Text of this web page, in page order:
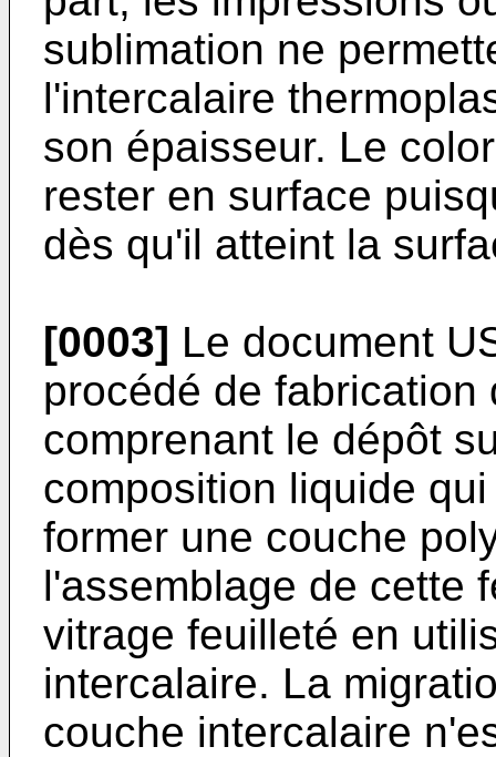
sublimation ne
l'intercalaire
son épaisseur. Le
rester en surface
dès qu'il atteint la
[0003] Le document
procédé de
comprenant le dépôt
composition liquide
former une couche
l'assemblage de cette
vitrage feuilleté en
intercalaire. La
couche intercalaire